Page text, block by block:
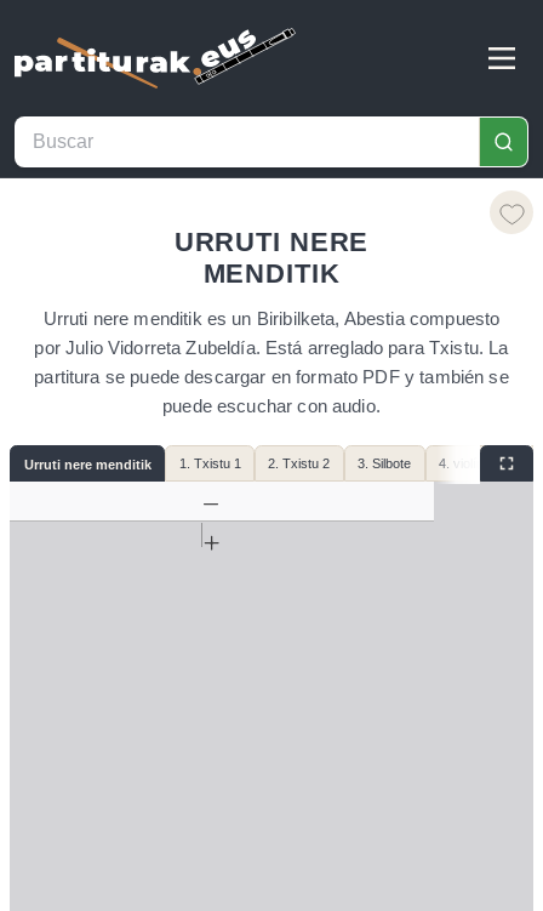
URRUTI NERE
MENDITIK
Urruti nere menditik es un Biribilketa, Abestia compuesto
por Julio Vidorreta Zubeldía. Está arreglado para Txistu. La
partitura se puede descargar en formato PDF y también se
puede escuchar con audio.
Urruti nere menditik 1. Txistu 1 2. Txistu 2 3. Silbote 4. violín cello